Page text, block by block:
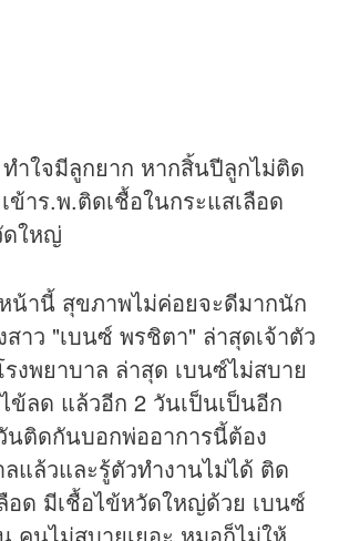
ำใจมีลูกยาก หากสิ้นปีลูกไม่ติด
ข้าร.พ.ติดเชื้อในกระแสเลือด
ดใหญ่
น้านี้ สุขภาพไม่ค่อยจะดีมากนัก
าว "เบนซ์ พรชิตา" ล่าสุดเจ้าตัว
รงพยาบาล ล่าสุด เบนซ์ไม่สบาย
ข้ลด แล้วอีก 2 วันเป็นเป็นอีก
ติดกันบอกพ่ออาการนี้ต้อง
แล้วและรู้ตัวทำงานไม่ได้ ติด
อด มีเชื้อไข้หวัดใหญ่ด้วย เบนซ์